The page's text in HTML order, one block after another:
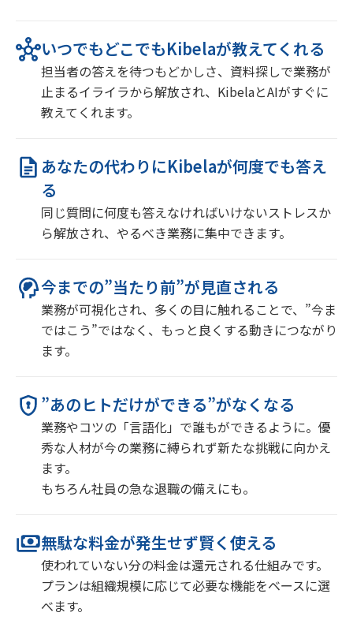
いつでもどこでもKibelaが教えてくれる
担当者の答えを待つもどかしさ、資料探しで業務が
止まるイライラから解放され、KibelaとAIがすぐに
教えてくれます。
あなたの代わりにKibelaが何度でも答え
る
同じ質問に何度も答えなければいけないストレスか
ら解放され、やるべき業務に集中できます。
今までの”当たり前”が見直される
業務が可視化され、多くの目に触れることで、”今ま
ではこう”ではなく、もっと良くする動きにつながり
ます。
”あのヒトだけができる”がなくなる
業務やコツの「言語化」で誰もができるように。優
秀な人材が今の業務に縛られず新たな挑戦に向かえ
ます。
もちろん社員の急な退職の備えにも。
無駄な料金が発生せず賢く使える
使われていない分の料金は還元される仕組みです。
プランは組織規模に応じて必要な機能をベースに選
べます。